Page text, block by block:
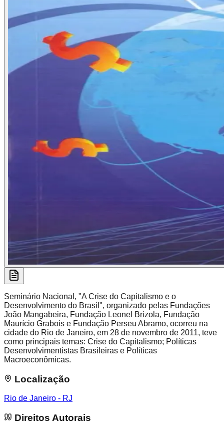
Seminário Nacional, "A Crise do Capitalismo e o
Desenvolvimento do Brasil", organizado pelas Fundações
João Mangabeira, Fundação Leonel Brizola, Fundação
Maurício Grabois e Fundação Perseu Abramo, ocorreu na
cidade do Rio de Janeiro, em 28 de novembro de 2011, teve
como principais temas: Crise do Capitalismo; Políticas
Desenvolvimentistas Brasileiras e Políticas
Macroeconômicas.
Localização
Rio de Janeiro - RJ
Direitos Autorais